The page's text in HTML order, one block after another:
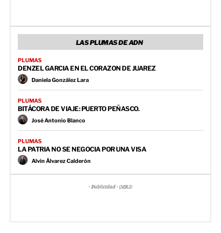
LAS PLUMAS DE ADN
PLUMAS
DENZEL GARCIA EN EL CORAZON DE JUAREZ
Daniela González Lara
PLUMAS
BITÁCORA DE VIAJE: PUERTO PEÑASCO.
José Antonio Blanco
PLUMAS
LA PATRIA NO SE NEGOCIA POR UNA VISA
Alvin Álvarez Calderón
- Publicidad - (MR3)